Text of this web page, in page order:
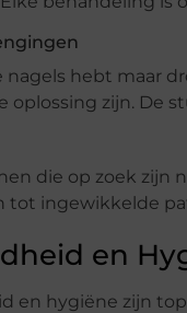
nagels hebt maar
oplossing zijn. De
die op zoek zijn
tot ingewikkelde
en
en hygiëne zijn